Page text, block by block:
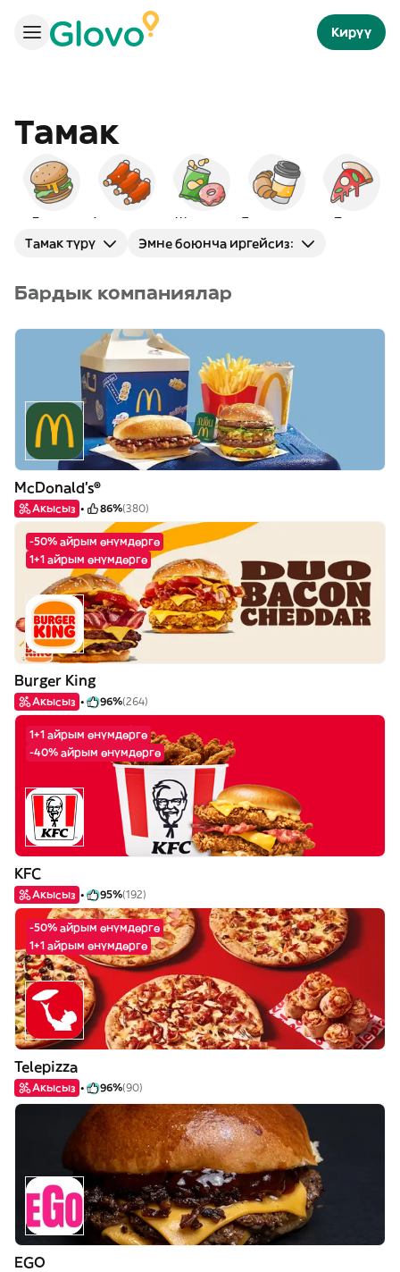
Кирүү
Тамак
Бургер Америкалык Шам-шум Таңкы тамак Пицца
Тамак түрү Эмне боюнча иргейсиз:
Бардык компаниялар
McDonald's®
Акысыз 86%(380)
-50% айрым өнүмдөргө
1+1 айрым өнүмдөргө
Burger King
Акысыз 96%(264)
1+1 айрым өнүмдөргө
-40% айрым өнүмдөргө
KFC
Акысыз 95%(192)
-50% айрым өнүмдөргө
1+1 айрым өнүмдөргө
Telepizza
Акысыз 96%(90)
EGO